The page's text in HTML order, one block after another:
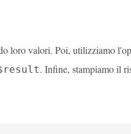
loro valori. Poi, utilizziamo
. Infine, stampiamo il